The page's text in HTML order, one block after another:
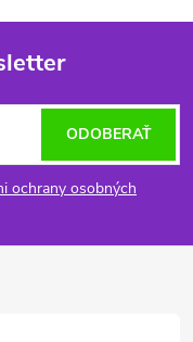
ochrany osobných
ODOBERAŤ